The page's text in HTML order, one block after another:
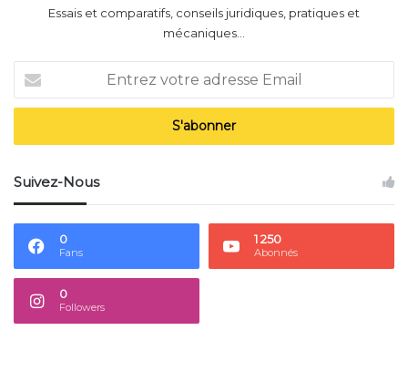
Essais et comparatifs, conseils juridiques, pratiques et
mécaniques...
votre
adresse
Suivez-Nous
0
Fans
1 250
Abonnés
0
Followers